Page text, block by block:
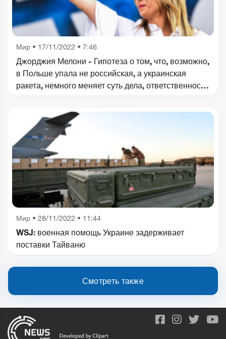
Мир • 17/11/2022 • 7:46
Джорджия Мелони - Гипотеза о том, что, возможно,
в Польше упала не российская, а украинская
ракета, немного меняет суть дела, ответственность
Мир • 28/11/2022 • 11:44
WSJ: военная помощь Украине задерживает
поставки Тайваню
Смотреть также